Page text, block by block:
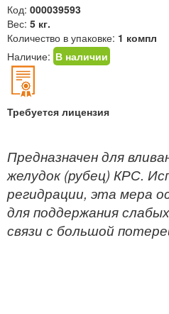
Код: 000039593
Вес: 5 кг.
Количество в упаковке: 1 компл
Наличие: В наличии
Требуется лицензия
Предназначен для
желудок (рубец) КРС.
регидрации, эта мера
для поддержания
связи с большой